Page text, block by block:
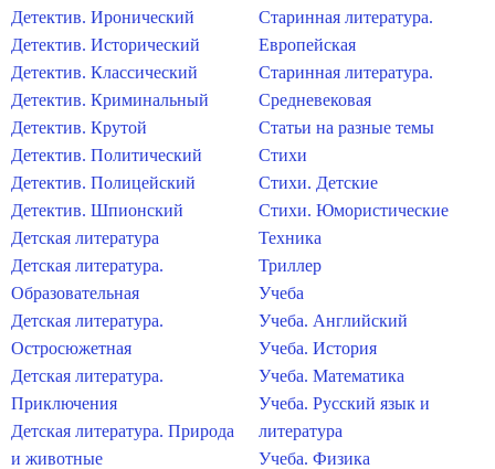
Детектив. Иронический
Детектив. Исторический
Детектив. Классический
Детектив. Криминальный
Детектив. Крутой
Детектив. Политический
Детектив. Полицейский
Детектив. Шпионский
Детская литература
Детская литература.
Образовательная
Детская литература.
Остросюжетная
Детская литература.
Приключения
Детская литература. Природа
и животные
Старинная литература.
Европейская
Старинная литература.
Средневековая
Статьи на разные темы
Стихи
Стихи. Детские
Стихи. Юмористические
Техника
Триллер
Учеба
Учеба. Английский
Учеба. История
Учеба. Математика
Учеба. Русский язык и
литература
Учеба. Физика